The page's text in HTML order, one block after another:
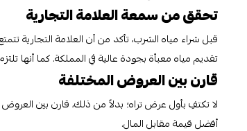
تحقق من سمعة العلامة التجارية
قبل شراء مياه الشرب، تأكد من أن العلامة التجارية
تقديم مياه معبأة بجودة عالية في المملكة. كما أنها
قارن بين العروض المختلفة
لا تكتفِ بأول عرض تراه؛ بدلاً من ذلك، قارن بين
أفضل قيمة مقابل المال.